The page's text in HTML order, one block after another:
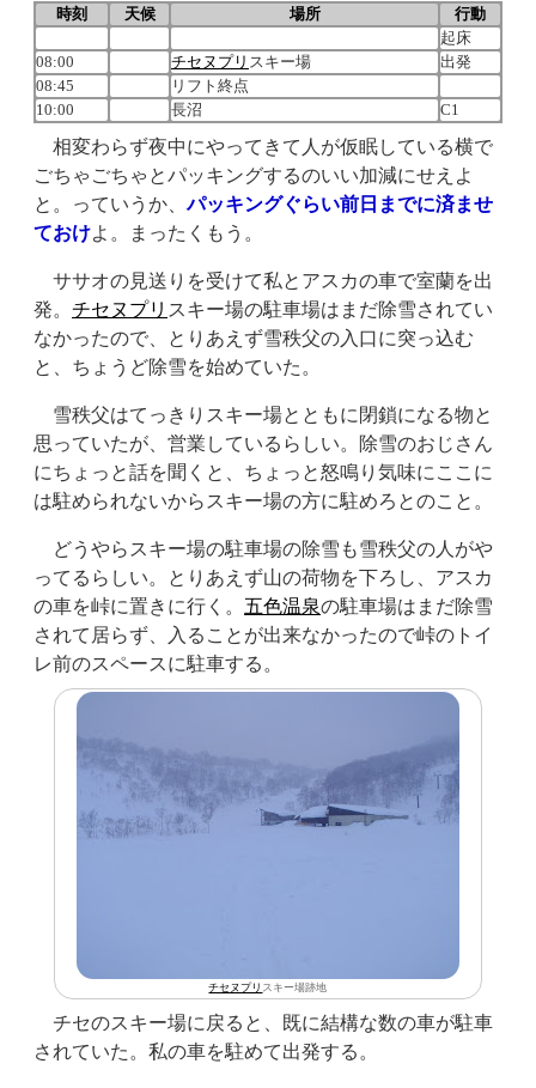
時刻
天候 場所
行動
起床
08:00
チセヌプリ スキー場
出発
08:45
リフト終点
10:00
長沼 C1
相変わらず夜中にやってきて人が仮眠している横で
ごちゃごちゃとパッキングするのいい加減にせえよ
と。っていうか、パッキングぐらい前日までに済ませ
ておけよ。まったくもう。
ササオの見送りを受けて私とアスカの車で室蘭を出
発。 チセヌプリ スキー場の駐車場はまだ除雪されてい
なかったので、とりあえず雪秩父の入口に突っ込む
と、ちょうど除雪を始めていた。
雪秩父はてっきりスキー場とともに閉鎖になる物と
思っていたが、営業しているらしい。除雪のおじさん
にちょっと話を聞くと、ちょっと怒鳴り気味にここに
は駐められないからスキー場の方に駐めろとのこと。
どうやらスキー場の駐車場の除雪も雪秩父の人がや
ってるらしい。とりあえず山の荷物を下ろし、アスカ
の車を峠に置きに行く。 五色温泉の駐車場はまだ除雪
されて居らず、入ることが出来なかったので峠のトイ
レ前のスペースに駐車する。
チセヌプリ スキー場跡地
チセのスキー場に戻ると、既に結構な数の車が駐車
されていた。私の車を駐めて出発する。